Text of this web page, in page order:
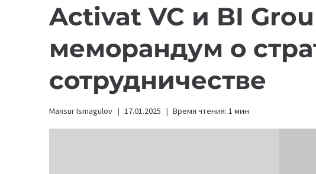
Activat VC и BI
меморандум о
сотрудничестве
Mansur Ismagulov 17.01.2025 Время чтения: 1 мин